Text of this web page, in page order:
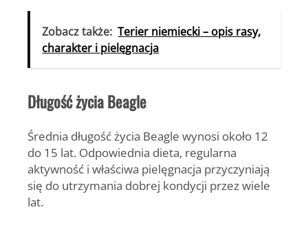
Zobacz także: Terier niemiecki – opis rasy,
charakter i pielęgnacja
Długość życia Beagle
Średnia długość życia Beagle wynosi około 12
do 15 lat. Odpowiednia dieta, regularna
aktywność i właściwa pielęgnacja przyczyniają
się do utrzymania dobrej kondycji przez wiele
lat.